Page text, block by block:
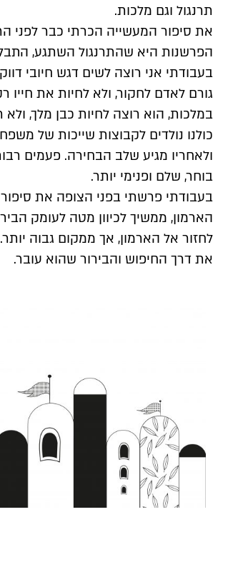
תרנגול וגם מלכות.
את סיפור המעשייה הכרתי כבר לפני
הפרשנות היא שהתרנגול השתגע,
בעבודתי אני רוצה לשים דגש חיובי
גורם לאדם לחקור, ולא לחיות את חייו
במלכות, הוא רוצה לחיות כבן מלך, ולא
כולנו נולדים לקבוצות שייכות של
ולאחריו מגיע שלב הבחירה. פעמים
בוחר, שלם ופנימי יותר.
בעבודתי פרשתי בפני הצופה את
הארמון, ממשיך לכיוון מטה לעומק
לחזור אל הארמון, אך ממקום גבוה
את דרך החיפוש והבירור שהוא עובר.